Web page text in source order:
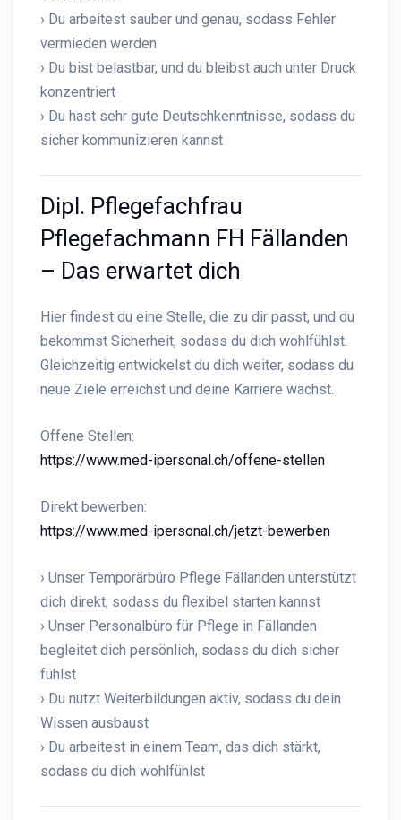
› Du arbeitest sauber und genau, sodass Fehler
vermieden werden
› Du bist belastbar, und du bleibst auch unter Druck
konzentriert
› Du hast sehr gute Deutschkenntnisse, sodass du
sicher kommunizieren kannst
Dipl. Pflegefachfrau
Pflegefachmann FH Fällanden
– Das erwartet dich
Hier findest du eine Stelle, die zu dir passt, und du
bekommst Sicherheit, sodass du dich wohlfühlst.
Gleichzeitig entwickelst du dich weiter, sodass du
neue Ziele erreichst und deine Karriere wächst.
Offene Stellen:
https://www.med-ipersonal.ch/offene-stellen
Direkt bewerben:
https://www.med-ipersonal.ch/jetzt-bewerben
› Unser Temporärbüro Pflege Fällanden unterstützt
dich direkt, sodass du flexibel starten kannst
› Unser Personalbüro für Pflege in Fällanden
begleitet dich persönlich, sodass du dich sicher
fühlst
› Du nutzt Weiterbildungen aktiv, sodass du dein
Wissen ausbaust
› Du arbeitest in einem Team, das dich stärkt,
sodass du dich wohlfühlst